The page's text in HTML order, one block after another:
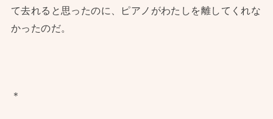
て去れると思ったのに、ピアノがわたしを離してくれな
かったのだ。
＊